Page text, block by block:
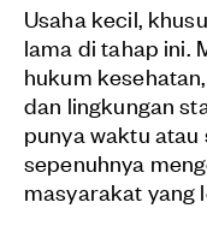
Usaha kecil,
lama di tahap ini.
hukum
dan lingkungan
punya waktu
sepenuhnya
masyarakat yang